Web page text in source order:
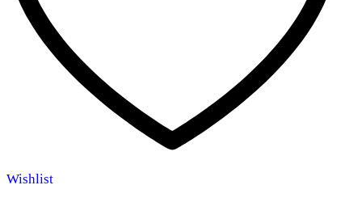
Wishlist